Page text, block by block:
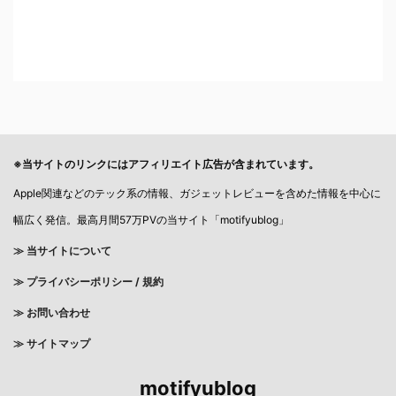
※当サイトのリンクにはアフィリエイト広告が含まれています。
Apple関連などのテック系の情報、ガジェットレビューを含めた情報を中心に
幅広く発信。最高月間57万PVの当サイト「motifyublog」
≫ 当サイトについて
≫ プライバシーポリシー / 規約
≫ お問い合わせ
≫ サイトマップ
motifyublog